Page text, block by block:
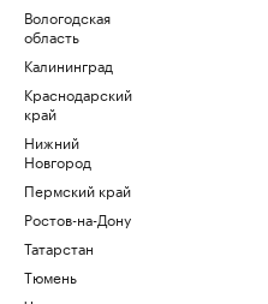
Вологодская
область
Калининград
Краснодарский
край
Нижний
Новгород
Пермский край
Ростов-на-Дону
Татарстан
Тюмень